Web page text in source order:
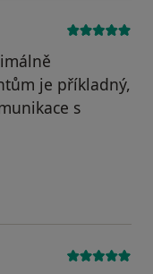
je příkladný,
s